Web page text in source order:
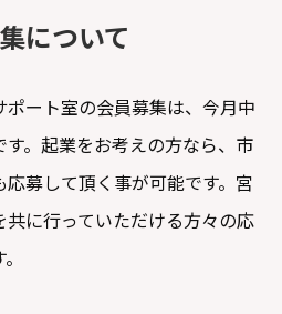
について
ート室の会員募集は、今月中
。起業をお考えの方なら、市
募して頂く事が可能です。宮
に行っていただける方々の応